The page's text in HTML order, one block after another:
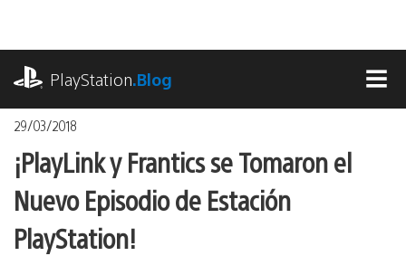
contenido
PlayStation.Blog
29/03/2018
¡PlayLink y Frantics se Tomaron el
Nuevo Episodio de Estación
PlayStation!